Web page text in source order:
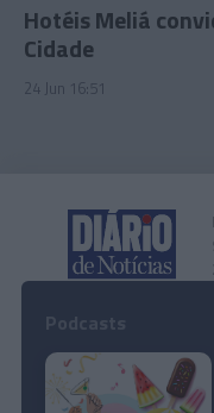
Hotéis Meliá
Cidade
24 Jun 16:51